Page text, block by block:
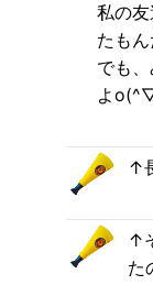
私の
たも
でも
よ
↑
↑
た